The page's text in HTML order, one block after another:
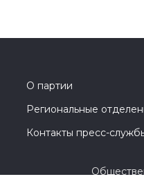
О партии
Региональные
Контакты пресс-